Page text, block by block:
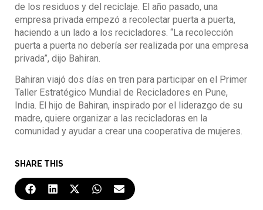
de los residuos y del reciclaje. El año pasado, una
empresa privada empezó a recolectar puerta a puerta,
haciendo a un lado a los recicladores. “La recolección
puerta a puerta no debería ser realizada por una empresa
privada”, dijo Bahiran.
Bahiran viajó dos días en tren para participar en el Primer
Taller Estratégico Mundial de Recicladores en Pune,
India. El hijo de Bahiran, inspirado por el liderazgo de su
madre, quiere organizar a las recicladoras en la
comunidad y ayudar a crear una cooperativa de mujeres.
SHARE THIS